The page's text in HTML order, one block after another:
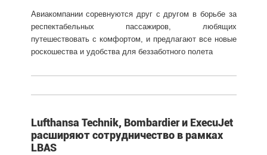
Авиакомпании соревнуются друг с другом в борьбе за
респектабельных пассажиров, любящих
путешествовать с комфортом, и предлагают все новые
роскошества и удобства для беззаботного полета
Lufthansa Technik, Bombardier и ExecuJet
расширяют сотрудничество в рамках
LBAS